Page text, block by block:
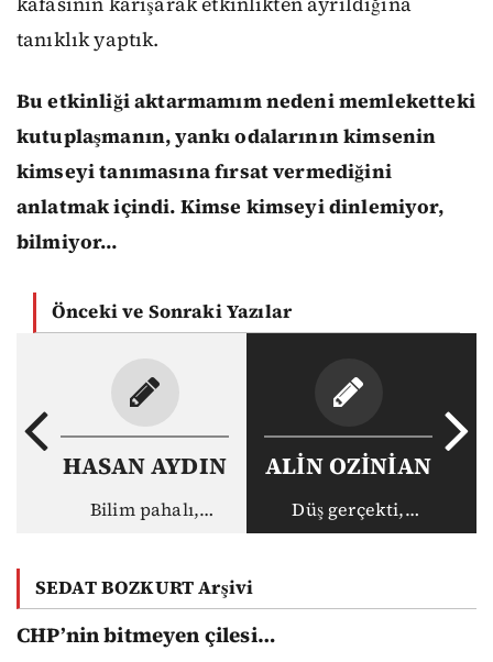
tanıklık yaptık.
Bu etkinliği aktarmamım nedeni memleketteki
kutuplaşmanın, yankı odalarının kimsenin
kimseyi tanımasına fırsat vermediğini
anlatmak içindi. Kimse kimseyi dinlemiyor,
bilmiyor…
Önceki ve Sonraki Yazılar
HASAN AYDIN
Bilim pahalı,
üniversitelerinin
yeni düzeni
ALİN OZİNİAN
Düş gerçekti,
gerçek haksız
SEDAT BOZKURT Arşivi
CHP’nin bitmeyen çilesi…